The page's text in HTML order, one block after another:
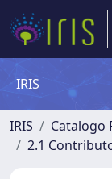
IRIS
IRIS Catalogo
2.1